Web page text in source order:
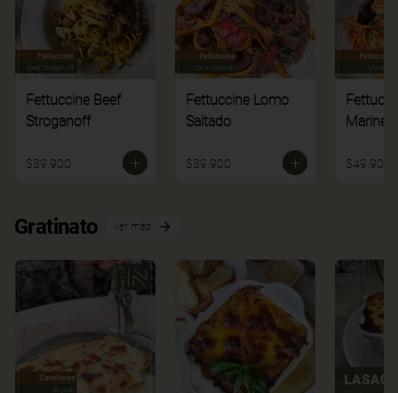
Fettuccine Beef
Stroganoff
$39.900
Fettuccine Lomo
Saltado
$39.900
Marinera
$49.900
Gratinato Ver más